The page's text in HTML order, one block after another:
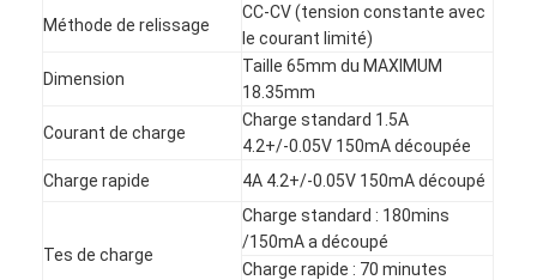
Méthode de relissage
CC-CV (tension constante avec
le courant limité)
Dimension
Taille 65mm du MAXIMUM
18.35mm
Courant de charge
Charge standard 1.5A
4.2+/-0.05V 150mA découpée
Charge rapide
4A 4.2+/-0.05V 150mA découpé
Tes de charge
Charge standard : 180mins
/150mA a découpé
Charge rapide : 70 minutes